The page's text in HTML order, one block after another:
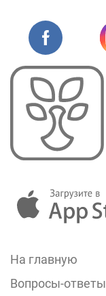
На главную
Вопросы-ответы